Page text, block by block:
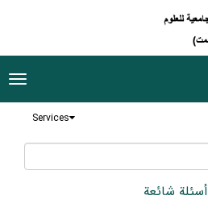
Services
أسئلة شائعة